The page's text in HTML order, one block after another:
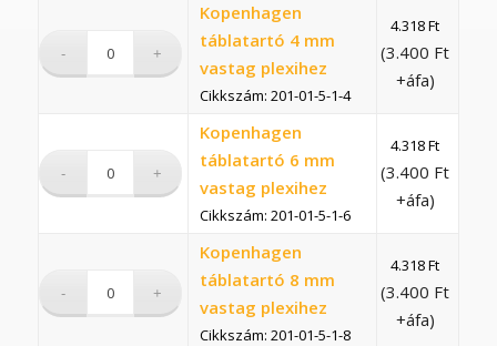
Kopenhagen
táblatartó 4 mm
vastag plexihez
Cikkszám: 201-01-5-1-4
4.318Ft
(3.400 Ft
+áfa)
Kopenhagen
táblatartó 6 mm
vastag plexihez
Cikkszám: 201-01-5-1-6
4.318Ft
(3.400 Ft
+áfa)
Kopenhagen
táblatartó 8 mm
vastag plexihez
Cikkszám: 201-01-5-1-8
4.318Ft
(3.400 Ft
+áfa)